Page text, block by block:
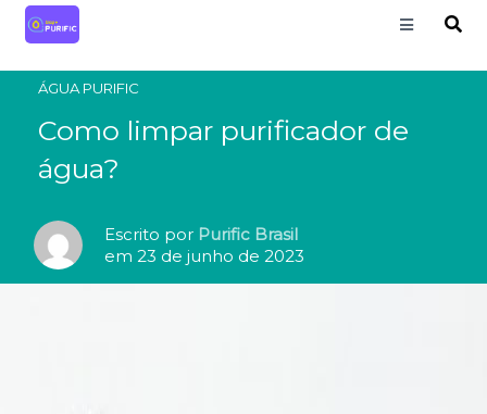
ÁGUA PURIFIC
Como limpar purificador de
água?
Escrito por Purific Brasil
em 23 de junho de 2023